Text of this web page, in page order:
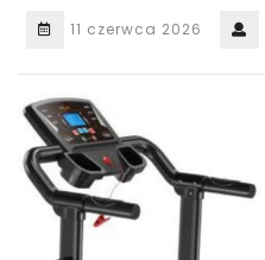
11 czerwca 2026